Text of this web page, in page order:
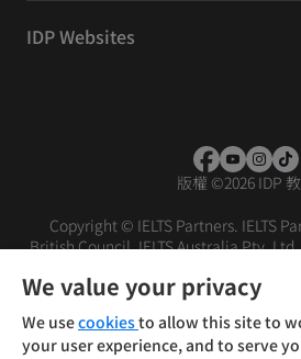
IDP Websites
版權 ©2026 IDP
Copyright © IELTS Partners. IELTS
British Council, IELTS Australia Pty.
投資人
使用條款 隱私權
We value your privacy
We usecookiesto allow this site to
your user experience, and to serve